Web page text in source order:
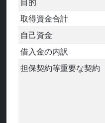
取得資金合計
自己資金
借入金の内訳
担保契約等重要な契約